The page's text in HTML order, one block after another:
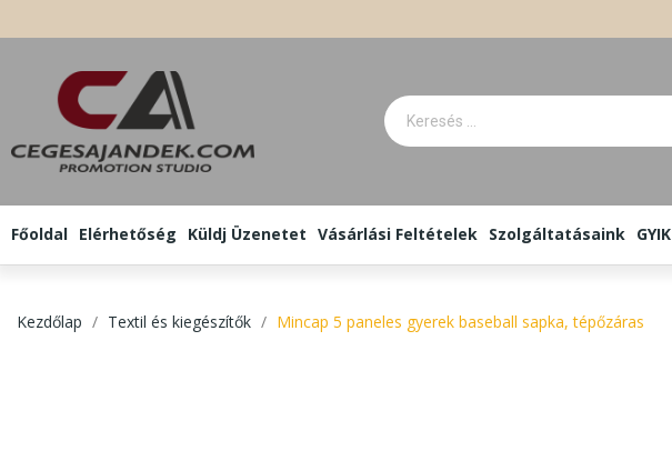
Főoldal Elérhetőség Küldj Üzenetet Vásárlási Feltételek Szolgáltatásaink GYIK
Kezdőlap Textil és kiegészítők Mincap 5 paneles gyerek baseball sapka, tépőzáras